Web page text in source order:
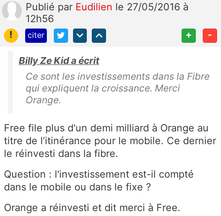
Publié par Eudilien le 27/05/2016 à
12h56
!
citer + -
Billy Ze Kid a écrit
Ce sont les investissements dans la Fibre
qui expliquent la croissance. Merci
Orange.
Free file plus d'un demi milliard à Orange au
titre de l’itinérance pour le mobile. Ce dernier
le réinvesti dans la fibre.
Question : l'investissement est-il compté
dans le mobile ou dans le fixe ?
Orange a réinvesti et dit merci à Free.